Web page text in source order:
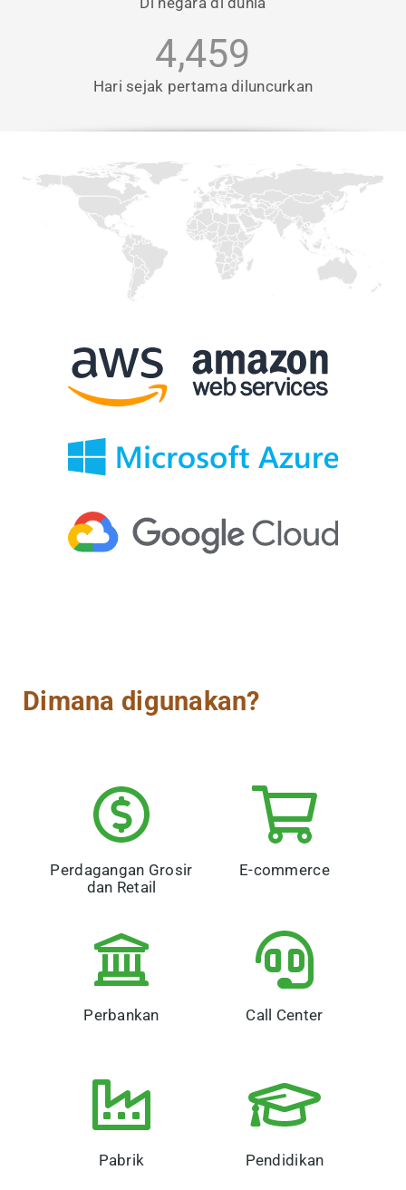
4,459
Hari sejak pertama diluncurkan
Dimana digunakan?
Perdagangan Grosir
dan Retail
E-commerce
Perbankan Call Center
Pabrik Pendidikan